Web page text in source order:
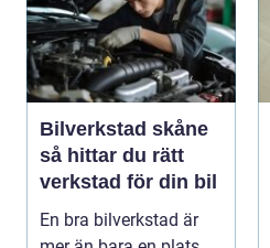
Bilverkstad skåne
så hittar du rätt
verkstad för din bil
En bra bilverkstad är